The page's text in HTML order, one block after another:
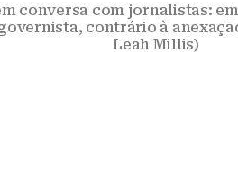
conversa com jornalistas:
contrário à
Leah Millis)